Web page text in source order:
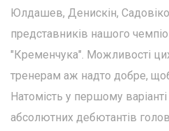
Юлдашев, Денискін,
представників нашого
"Кременчука". Можливості
тренерам аж надто добре,
Натомість у першому
абсолютних дебютантів